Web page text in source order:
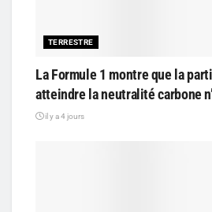
TERRESTRE
La Formule 1 montre que la
atteindre la neutralité carbone
il y a 4 jours